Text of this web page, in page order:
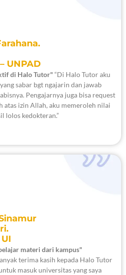
UNPAD
di Halo Tutor" “Di Halo Tutor aku
sabar bgt ngajarin dan jawab
Pengajarnya juga bisa request
atas izin Allah, aku memeroleh nilai
lolos kedokteran.”
materi dari kampus"
terima kasih kepada Halo Tutor
masuk universitas yang saya